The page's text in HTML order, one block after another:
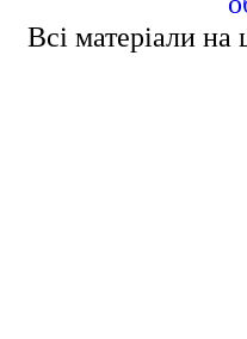
Всі матеріали на